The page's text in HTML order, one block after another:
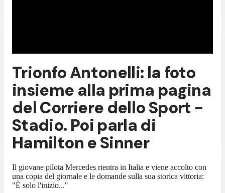
Trionfo Antonelli: la foto
insieme alla prima pagina
del Corriere dello Sport -
Stadio. Poi parla di
Hamilton e Sinner
Il giovane pilota Mercedes rientra in Italia e viene accolto con
una copia del giornale e le domande sulla sua storica vittoria:
"È solo l'inizio..."